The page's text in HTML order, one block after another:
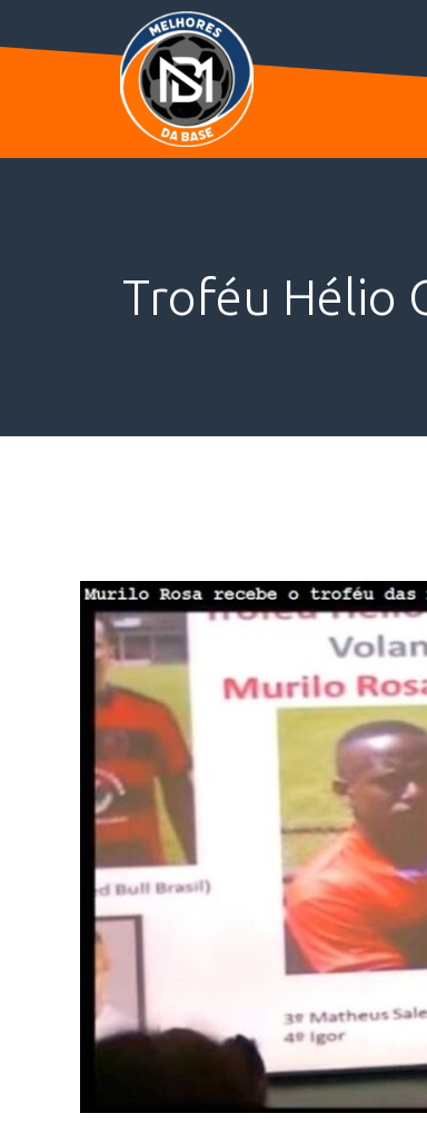
Troféu Hélio